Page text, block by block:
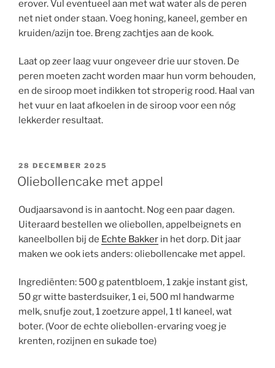
erover. Vul eventueel aan met wat water als de peren
net niet onder staan. Voeg honing, kaneel, gember en
kruiden/azijn toe. Breng zachtjes aan de kook.
Laat op zeer laagvuur ongeveer drie uur stoven. De
peren moeten zacht worden maar hun vorm behouden,
en de siroop moet indikken tot stroperig rood. Haal van
het vuur en laat afkoelen in de siroop voor een nóg
lekkerder resultaat.
GEPLAATST
OP
28 DECEMBER 2025
Oliebollencake met appel
Oudjaarsavond is in aantocht. Nog een paar dagen.
Uiteraard bestellen we oliebollen, appelbeignets en
kaneelbollen bij de Echte Bakker in het dorp. Dit jaar
maken we ook iets anders: oliebollencake met appel.
Ingrediënten: 500 g patentbloem, 1 zakje instant gist,
50 gr witte basterdsuiker, 1 ei, 500 ml handwarme
melk, snufje zout, 1 zoetzure appel, 1 tl kaneel, wat
boter. (Voor de echte oliebollen-ervaring voeg je
krenten, rozijnen en sukade toe)